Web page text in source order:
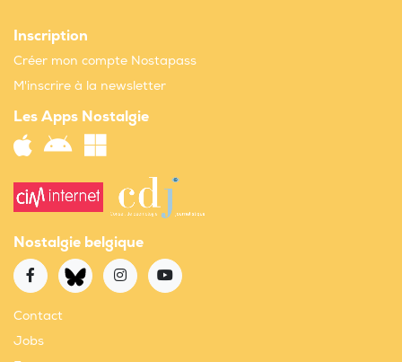
Inscription
Créer mon compte Nostapass
M'inscrire à la newsletter
Les Apps Nostalgie
Nostalgie belgique
Contact
Jobs